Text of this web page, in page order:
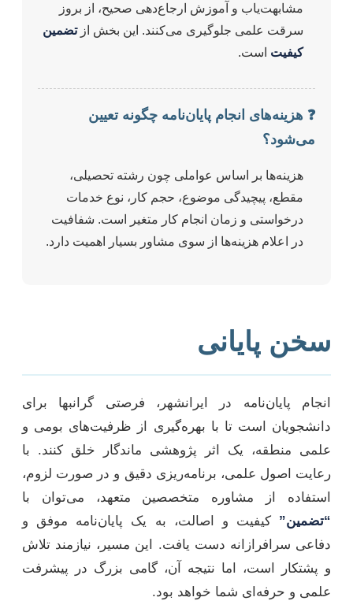
مشابهت‌یاب و آموزش ارجاع‌دهی صحیح، از بروز
سرقت علمی جلوگیری می‌کنند. این بخش ازتضمین
کیفیت است.
❓ هزینه‌های انجام پایان‌نامه چگونه تعیین
می‌شود؟
هزینه‌ها بر اساس عواملی چون رشته تحصیلی،
مقطع، پیچیدگی موضوع، حجم کار، نوع خدمات
درخواستی و زمان انجام کار متغیر است. شفافیت
در اعلام هزینه‌ها از سوی مشاور بسیار اهمیت دارد.
سخن پایانی
انجام پایان‌نامه در ایرانشهر، فرصتی گرانبها برای
دانشجویان است تا با بهره‌گیری از ظرفیت‌های بومی و
علمی منطقه، یک اثر پژوهشی ماندگار خلق کنند. با
رعایت اصول علمی، برنامه‌ریزی دقیق و در صورت لزوم،
استفاده از مشاوره متخصصین متعهد، می‌توان با
“تضمین” کیفیت و اصالت، به یک پایان‌نامه موفق و
دفاعی سرافرازانه دست یافت. این مسیر، نیازمند تلاش
و پشتکار است، اما نتیجه آن، گامی بزرگ در پیشرفت
علمی و حرفه‌ای شما خواهد بود.